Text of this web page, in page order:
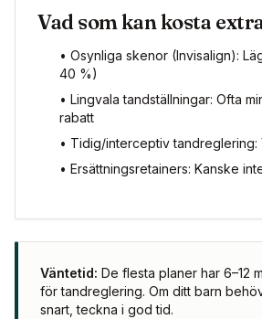
Vad som kan kosta
• Osynliga skenor (Invisalign):
40 %)
• Lingvala tandställningar: Ofta
rabatt
• Tidig/interceptiv tandreglering:
• Ersättningsretainers: Kanske
Väntetid: De flesta planer har 6–12
för tandreglering. Om ditt barn
snart, teckna i god tid.